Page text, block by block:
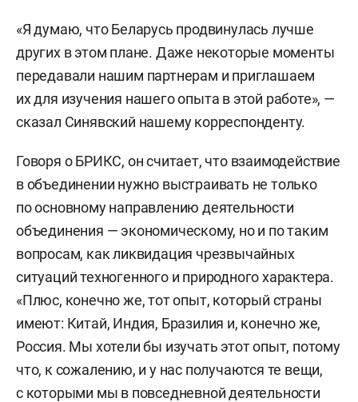
«Я думаю, что Беларусь продвинулась лучше
других в этом плане. Даже некоторые моменты
передавали нашим партнерам и приглашаем
их для изучения нашего опыта в этой работе», —
сказал Синявский нашему корреспонденту.
Говоря о БРИКС, он считает, что взаимодействие
в объединении нужно выстраивать не только
по основному направлению деятельности
объединения — экономическому, но и по таким
вопросам, как ликвидация чрезвычайных
ситуаций техногенного и природного характера.
«Плюс, конечно же, тот опыт, который страны
имеют: Китай, Индия, Бразилия и, конечно же,
Россия. Мы хотели бы изучать этот опыт, потому
что, к сожалению, и у нас получаются те вещи,
с которыми мы в повседневной деятельности